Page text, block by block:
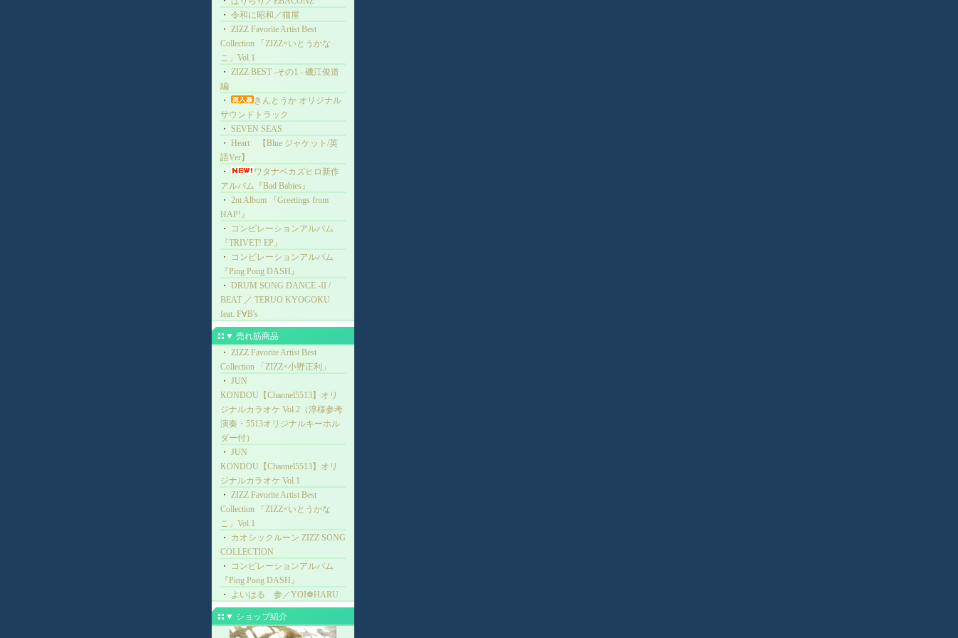
・ 令和に昭和／猫屋
・ ZIZZ Favorite Artist Best
Collection 「ZIZZ×いとうかな
こ」Vol.1
・ ZIZZ BEST -その1 - 磯江俊道
編
・
きんとうか オリジナル
サウンドトラック
・ SEVEN SEAS
・ Heart 【Blue ジャケット/英
語Ver】
・
ワタナベカズヒロ新作
アルバム『Bad Babies』
・ 2nt Album 『Greetings from
HAP!』
・
コンピレーションアルバム
『TRIVET! EP』
・
コンピレーションアルバム
『Ping Pong DASH』
・ DRUM SONG DANCE -II /
BEAT ／ TERUO KYOGOKU
feat. F∀B's
▼ 売れ筋商品
・ ZIZZ Favorite Artist Best
Collection 「ZIZZ×小野正利」
・ JUN
KONDOU【Channel5513】オリ
ジナルカラオケ Vol.2（淳様参考
演奏・5513オリジナルキーホル
ダー付）
・ JUN
KONDOU【Channel5513】オリ
ジナルカラオケ Vol.1
・ ZIZZ Favorite Artist Best
Collection 「ZIZZ×いとうかな
こ」Vol.1
・ カオシックルーン ZIZZ SONG
COLLECTION
・
コンピレーションアルバム
『Ping Pong DASH』
・ よいはる 参／YOI❁HARU
▼ ショップ紹介